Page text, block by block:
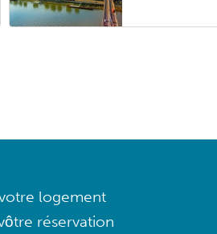
logement
réservation